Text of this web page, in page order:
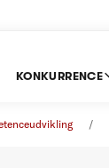
KONKURRENCE